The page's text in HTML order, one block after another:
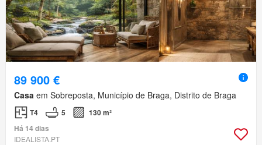
89 900 €
Casa em Sobreposta, Município de Braga, Distrito de Braga
T4 5
130 m²
Há 14 dias
IDEALISTA.PT